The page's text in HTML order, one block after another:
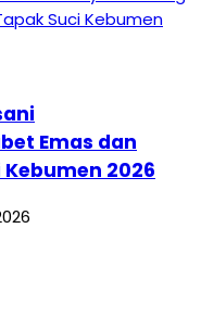
Emas dan
2026